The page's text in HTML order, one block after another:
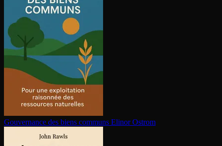
Gouvernance des biens communs Elinor Ostrom